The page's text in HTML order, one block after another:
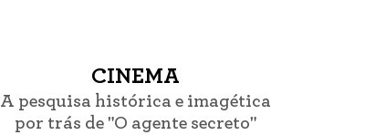
CINEMA
A pesquisa histórica e imagética
por trás de "O agente secreto"